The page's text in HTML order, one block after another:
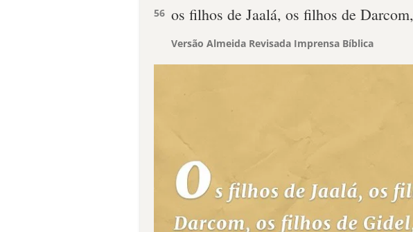
56 os filhos de Jaalá, os filhos de
Versão Almeida Revisada Imprensa Bíblica